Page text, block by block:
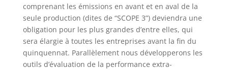
comprenant les émissions en avant et en aval de la
seule production (dites de “SCOPE 3”) deviendra une
obligation pour les plus grandes d’entre elles, qui
sera élargie à toutes les entreprises avant la fin du
quinquennat. Parallèlement nous développerons les
outils d’évaluation de la performance extra-